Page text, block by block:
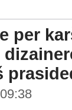
per